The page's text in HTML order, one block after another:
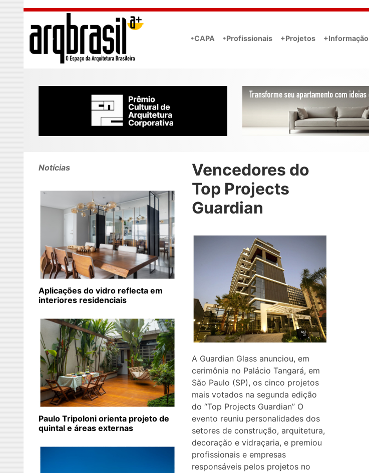
Skip to main content
•CAPA •Profissionais +Projetos +Informação
Vencedores do
Top Projects
Guardian
A Guardian Glass anunciou, em
cerimônia no Palácio Tangará, em
São Paulo (SP), os cinco projetos
mais votados na segunda edição
do “Top Projects Guardian” O
evento reuniu personalidades dos
setores de construção, arquitetura,
decoração e vidraçaria, e premiou
profissionais e empresas
responsáveis pelos projetos no
Notícias
Aplicações do vidro reflecta em
interiores residenciais
Paulo Tripoloni orienta projeto de
quintal e áreas externas